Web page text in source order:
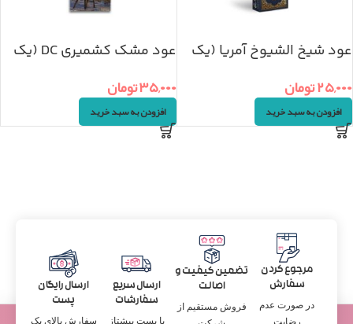
عود شیخ الشیوخ آمریا (یک
۲۵,۰۰۰تومان
افزودن به سبد خرید
عود مشک کشمیری DC (یک
۳۵,۰۰۰تومان
افزودن به سبد خرید
مرجوع کردن
سفارش
در صورت عدم
رضایت
تضمین کیفیت و
اصالت
فروش مستقیم از
ارسال سریع
سفارشات
با پست پیشتاز
ارسال رایگان
پست
سفارش بالای یک